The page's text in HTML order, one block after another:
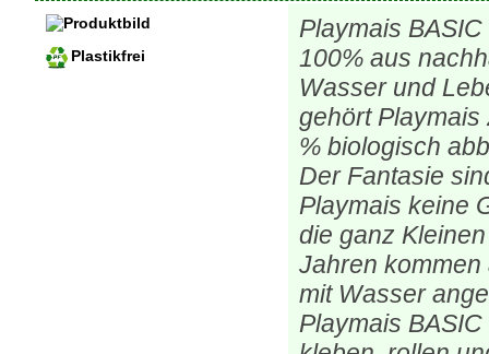
Plastikfrei
Playmais
100% aus
Wasser und
gehört
% biologisch
Der Fantasie
Playmais keine
die ganz
Jahren kommen
mit Wasser
Playmais